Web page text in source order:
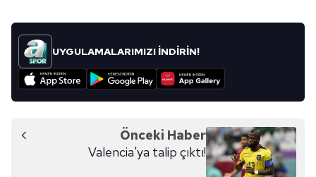
UYGULAMALARIMIZI İNDİRİN!
Önceki Haber
Valencia'ya talip çıktı!